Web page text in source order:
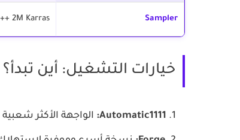
Sampler
2M Karras
خيارات التشغيل: أين تبدأ؟
Automatic1111: الواجهة الأكثر